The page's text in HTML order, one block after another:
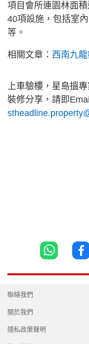
項目會所連園林面
40項設施，包括室
等。
相關文章： 西南九
上車驗樓，星島搵
裝修分享，請即
聯絡我們
關於我們
隱私政策聲明